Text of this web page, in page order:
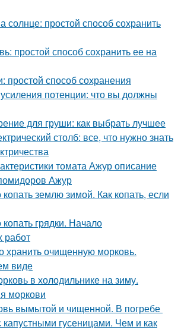
солнце: простой способ сохранить
простой способ сохранить ее на
простой способ сохранения
потенции: что вы должны
для груши: как выбрать лучшее
столб: все, что нужно знать
томата Ажур описание
Ажур
землю зимой. Как копать, если
грядки. Начало
работ
хранить очищенную морковь.
виде
в холодильнике на зиму.
моркови
вымытой и чищенной. В погребе
капустными гусеницами. Чем и как